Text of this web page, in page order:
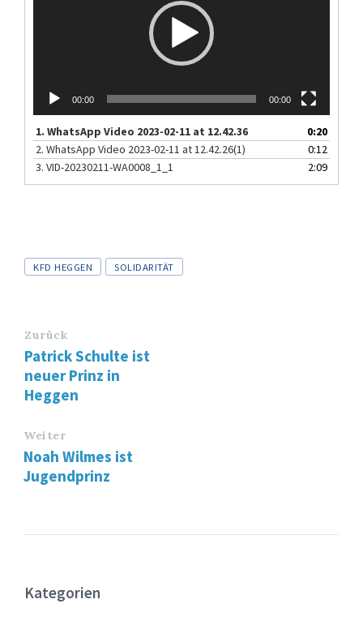
00:00 00:00
1. WhatsApp Video 2023-02-11 at 12.42.36
0:20
2. WhatsApp Video 2023-02-11 at 12.42.26(1)
0:12
3. VID-20230211-WA0008_1_1 2:09
Tags
KFD HEGGEN SOLIDARITÄT
Zurück
Patrick Schulte ist
neuer Prinz in
Heggen
Weiter
Noah Wilmes ist
Jugendprinz
Kategorien